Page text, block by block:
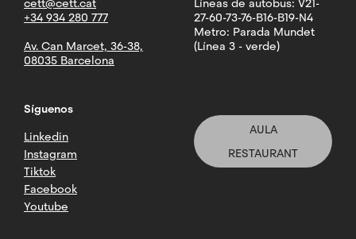
cett@cett.cat
+34 934 280 777
Av. Can Marcet, 36-38,
08035 Barcelona
Líneas de autobus: V21-
27-60-73-76-B16-B19-N4
Metro: Parada Mundet
(Línea 3 - verde)
Síguenos
Linkedin
Instagram
Tiktok
Facebook
Youtube
AULA
RESTAURANT